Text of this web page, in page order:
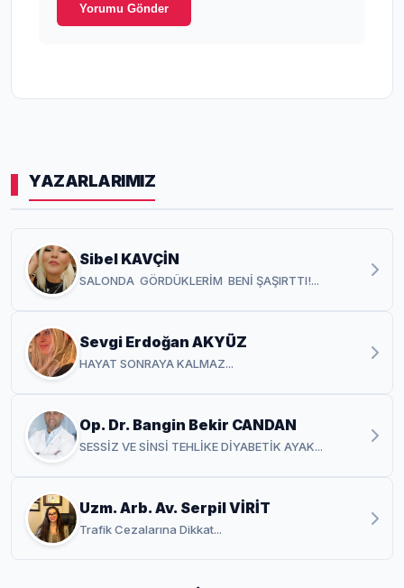
Yorumu Gönder
YAZARLARIMIZ
Sibel KAVÇİN
SALONDA GÖRDÜKLERİM BENİ ŞAŞIRTTI!...
Sevgi Erdoğan AKYÜZ
HAYAT SONRAYA KALMAZ...
Op. Dr. Bangin Bekir CANDAN
SESSİZ VE SİNSİ TEHLİKE DİYABETİK AYAK...
Uzm. Arb. Av. Serpil VİRİT
Trafik Cezalarına Dikkat...